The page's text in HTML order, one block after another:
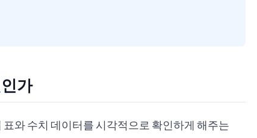
가
와 수치 데이터를 시각적으로 확인하게 해주는